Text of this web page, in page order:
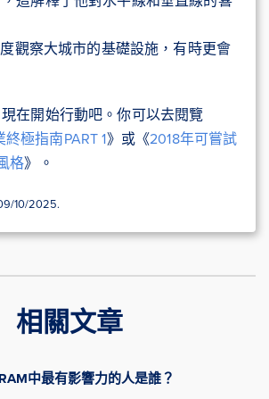
觀察大城市的基礎設施，有時更會
在開始行動吧。你可以去閱覽
極指南PART 1》或《2018年可嘗試
格》。
10/2025.
相關文章
中最有影響力的人是誰？